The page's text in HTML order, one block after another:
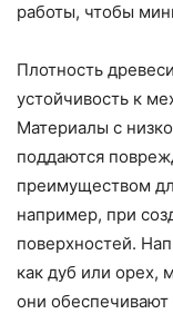
работы, чтобы
Плотность
устойчивость к
Материалы с
поддаются
преимуществом
например, при
поверхностей.
как дуб или орех,
они